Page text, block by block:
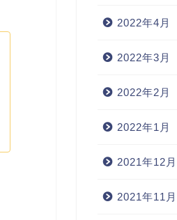
2022年4月
2022年3月
2022年2月
2022年1月
2021年12月
2021年11月